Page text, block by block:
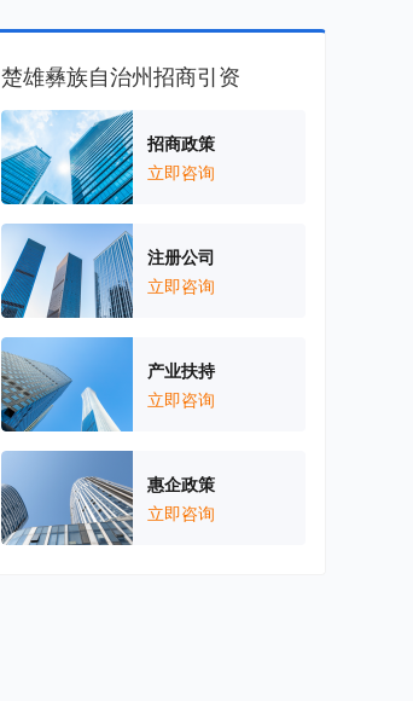
楚雄彝族自治州招商引资
招商政策
立即咨询
注册公司
立即咨询
产业扶持
立即咨询
惠企政策
立即咨询